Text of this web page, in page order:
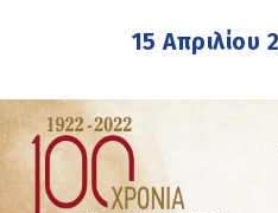
15 Απριλίου